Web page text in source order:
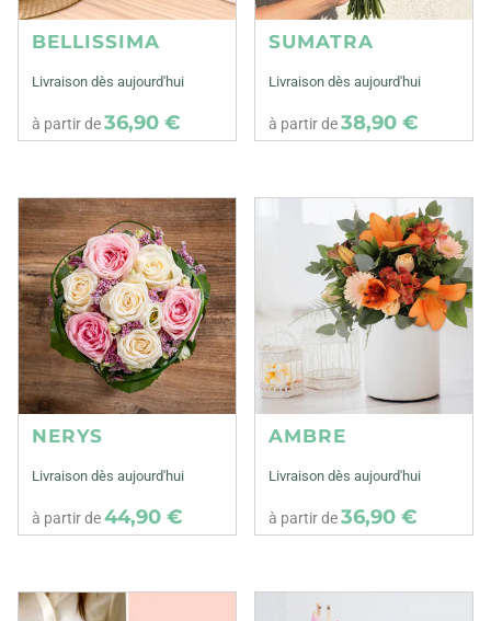
BELLISSIMA
Livraison dès aujourd'hui
à partir de36,90 €
SUMATRA
Livraison dès aujourd'hui
à partir de38,90 €
NERYS
Livraison dès aujourd'hui
à partir de44,90 €
AMBRE
Livraison dès aujourd'hui
à partir de36,90 €